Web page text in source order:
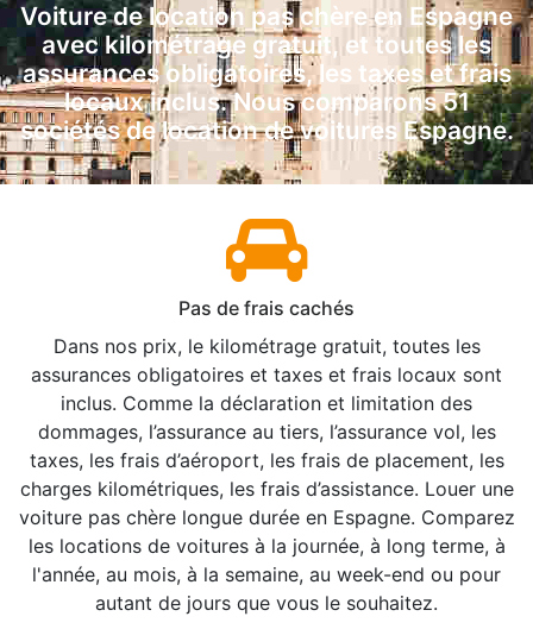
Voiture de location pas chère en Espagne
avec kilométrage gratuit, et toutes les
assurances obligatoires, les taxes et frais
locaux inclus. Nous comparons 51
sociétés de location de voitures Espagne.
Pas de frais cachés
Dans nos prix, le kilométrage gratuit, toutes les
assurances obligatoires et taxes et frais locaux sont
inclus. Comme la déclaration et limitation des
dommages, l’assurance au tiers, l’assurance vol, les
taxes, les frais d’aéroport, les frais de placement, les
charges kilométriques, les frais d’assistance. Louer une
voiture pas chère longue durée en Espagne. Comparez
les locations de voitures à la journée, à long terme, à
l'année, au mois, à la semaine, au week-end ou pour
autant de jours que vous le souhaitez.